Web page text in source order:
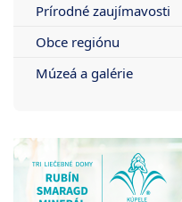
Prírodné zaujímavosti
Obce regiónu
Múzeá a galérie